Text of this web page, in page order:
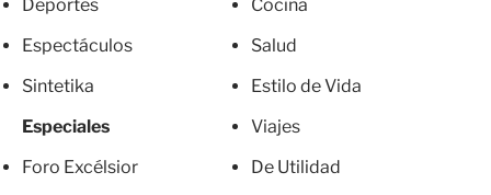
Deportes
Espectáculos
Sintetika
Especiales
Foro Excélsior
Cocina
Salud
Estilo de Vida
Viajes
De Utilidad